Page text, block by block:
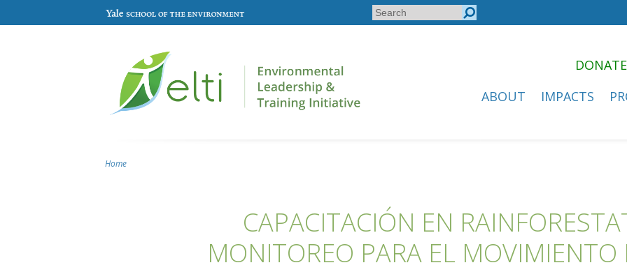
Skip to main content
Search
Search
DONATE
ABOUT
IMPACTS
Home
CAPACITACIÓN EN
MONITOREO PARA EL MOVIMIENTO